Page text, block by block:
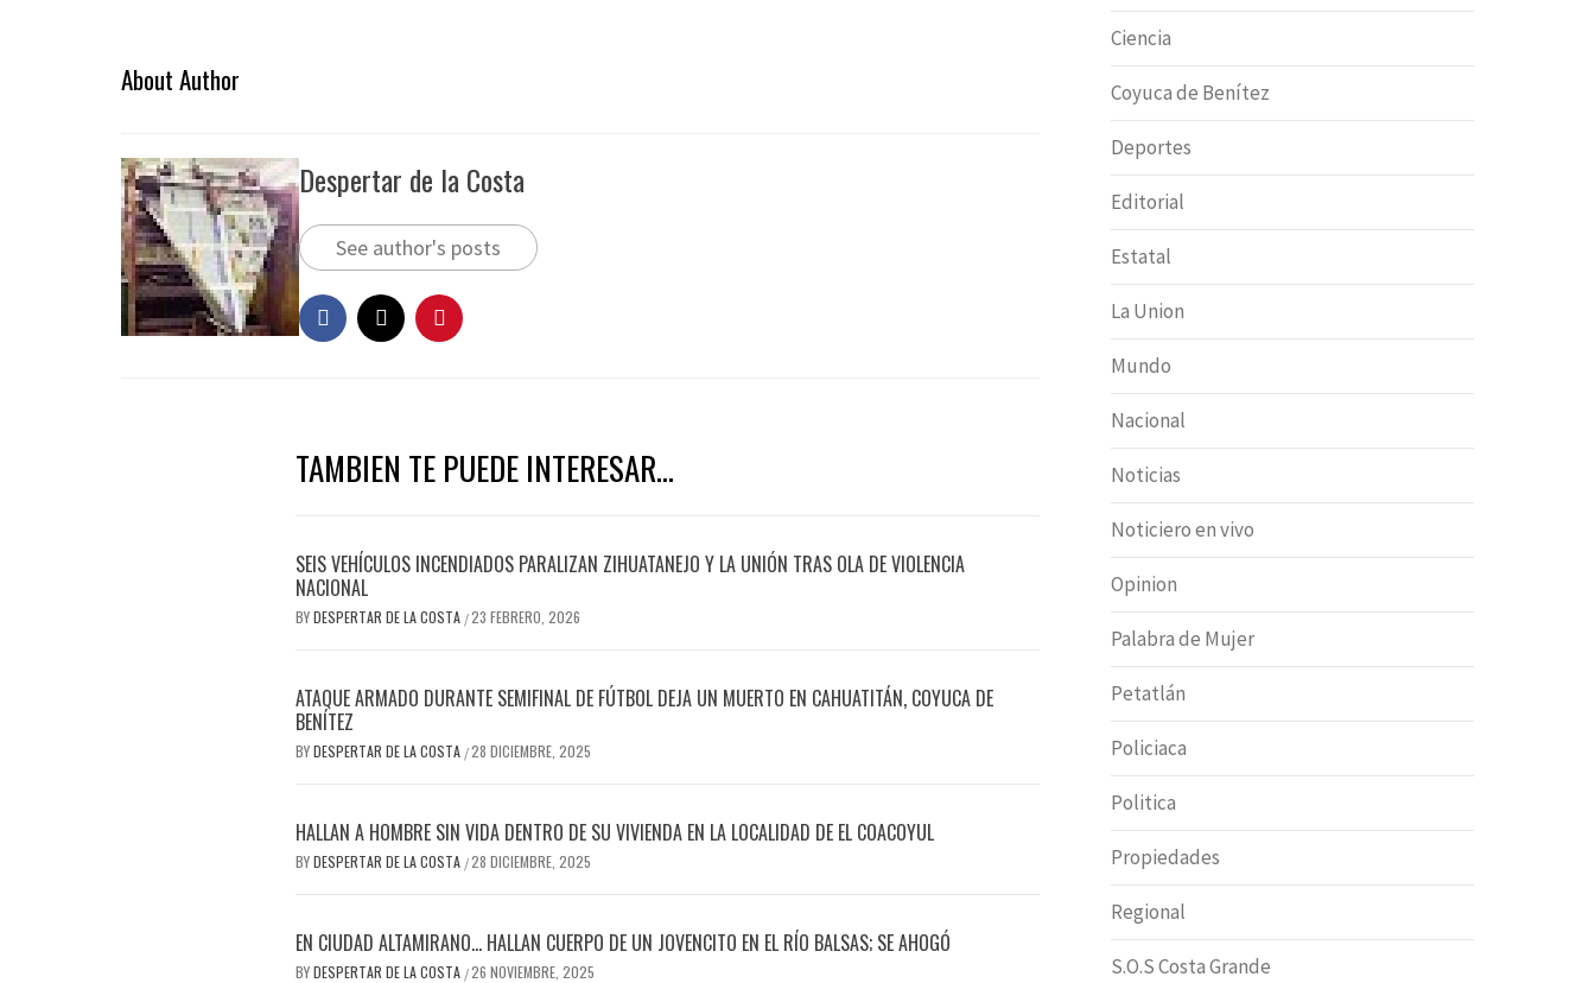
About Author
Despertar de la Costa
See author's posts
TAMBIEN TE PUEDE INTERESAR...
SEIS VEHÍCULOS INCENDIADOS PARALIZAN ZIHUATANEJO Y LA UNIÓN TRAS OLA DE VIOLENCIA
NACIONAL
BYDESPERTAR DE LA COSTA /23 FEBRERO, 2026
ATAQUE ARMADO DURANTE SEMIFINAL DE FÚTBOL DEJA UN MUERTO EN CAHUATITÁN, COYUCA DE
BENÍTEZ
BYDESPERTAR DE LA COSTA /28 DICIEMBRE, 2025
HALLAN A HOMBRE SIN VIDA DENTRO DE SU VIVIENDA EN LA LOCALIDAD DE EL COACOYUL
BYDESPERTAR DE LA COSTA /28 DICIEMBRE, 2025
EN CIUDAD ALTAMIRANO… HALLAN CUERPO DE UN JOVENCITO EN EL RÍO BALSAS; SE AHOGÓ
BYDESPERTAR DE LA COSTA /26 NOVIEMBRE, 2025
Ciencia
Coyuca de Benítez
Deportes
Editorial
Estatal
La Union
Mundo
Nacional
Noticias
Noticiero en vivo
Opinion
Palabra de Mujer
Petatlán
Policiaca
Politica
Propiedades
Regional
S.O.S Costa Grande